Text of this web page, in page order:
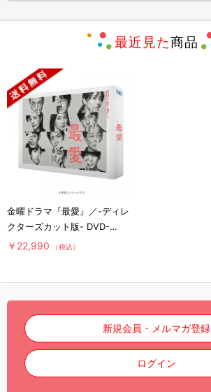
最近見た商品
金曜ドラマ『最愛』／-ディレ
クターズカット版- DVD-
BOX（送料無料・6枚組）
￥22,990 （税込）
新規会員・メルマガ登録
ログイン